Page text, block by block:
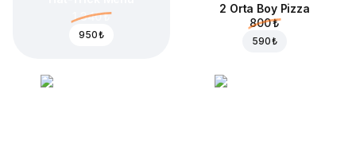
1.340 ₺
950 ₺
2 Orta Boy Pizza
800 ₺
590 ₺